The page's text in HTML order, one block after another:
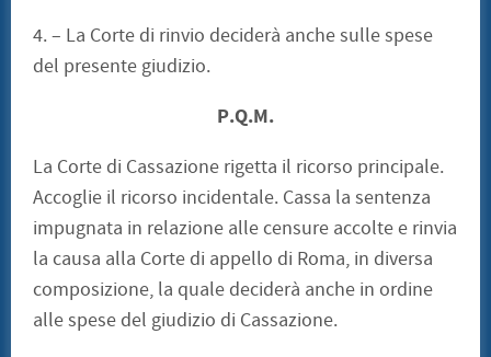
4. – La Corte di rinvio deciderà anche sulle spese
del presente giudizio.
P.Q.M.
La Corte di Cassazione rigetta il ricorso principale.
Accoglie il ricorso incidentale. Cassa la sentenza
impugnata in relazione alle censure accolte e rinvia
la causa alla Corte di appello di Roma, in diversa
composizione, la quale deciderà anche in ordine
alle spese del giudizio di Cassazione.